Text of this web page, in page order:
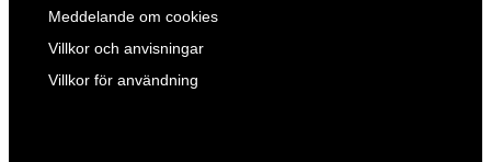
Meddelande om cookies
Villkor och anvisningar
Villkor för användning